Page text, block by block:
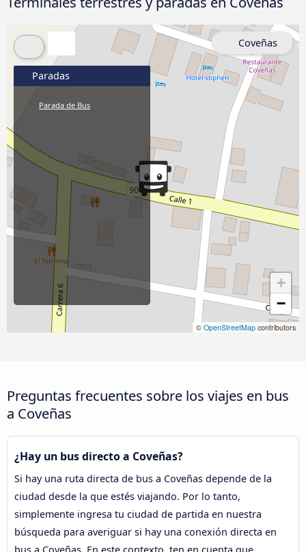
+
−
© OpenStreetMap contributors
Paradas
Parada de Bus
Coveñas
Preguntas frecuentes sobre los viajes en bus
a Coveñas
¿Hay un bus directo a Coveñas?
Si hay una ruta directa de bus a Coveñas depende de la
ciudad desde la que estés viajando. Por lo tanto,
simplemente ingresa tu ciudad de partida en nuestra
búsqueda para averiguar si hay una conexión directa en